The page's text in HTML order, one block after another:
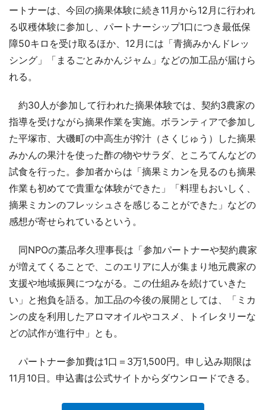
ートナーは、今回の摘果体験に続き11月から12月に行われ
る収穫体験に参加し、パートナーシップ1口につき最低保
障50キロを受け取るほか、12月には「青摘みかんドレッ
シング」「まるごとみかんジャム」などの加工品が届けら
れる。
約30人が参加して行われた摘果体験では、契約3農家の
指導を受けながら摘果作業を実施。ボランティアで参加し
た平塚市、大磯町の中高生が搾汁（さくじゅう）した摘果
みかんの果汁を使った酢の物やサラダ、ところてんなどの
試食を行った。参加者からは「摘果ミカンを見るのも摘果
作業も初めてで貴重な体験ができた」「料理もおいしく、
摘果ミカンのフレッシュさを感じることができた」などの
感想が寄せられているという。
同NPOの藁品孝久理事長は「参加パートナーや契約農家
が増えてくることで、このエリアに人が集まり地元農家の
支援や地域振興につながる。この仕組みを続けていきた
い」と抱負を語る。加工品の今後の展開としては、「ミカ
ンの皮を利用したアロマオイルやコスメ、トイレタリーな
どの試作が進行中」とも。
パートナー参加費は1口＝3万1,500円。申し込み期限は
11月10日。申込書は公式サイトからダウンロードできる。